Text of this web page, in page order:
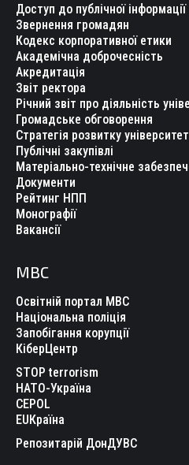
Доступ до публічної інформації
Звернення громадян
Кодекс корпоративної етики
Академічна доброчесність
Акредитація
Звіт ректора
Річний звіт про діяльність
Громадське обговорення
Стратегія розвитку
Публічні закупівлі
Матеріально-технічне
Документи
Рейтинг НПП
Монографії
Вакансії
МВС
Освітній портал МВС
Національна поліція
Запобігання корупції
КіберЦентр
STOP terrorism
НАТО-Україна
CEPOL
EUКраїна
Репозитарій ДонДУВС